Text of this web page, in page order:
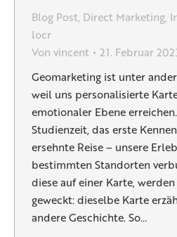
Blog Post, Direct Marketing,
locr
Von vincent
21. Februar
Geomarketing ist unter
weil uns personalisierte
emotionaler Ebene
Studienzeit, das erste
ersehnte Reise – unsere
bestimmten Standorten
diese auf einer Karte,
geweckt: dieselbe Karte
andere Geschichte. So…